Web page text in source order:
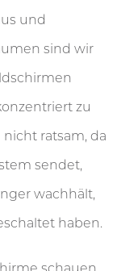
und
sind wir
zu
ratsam, da
sendet,
wachhält,
haben.